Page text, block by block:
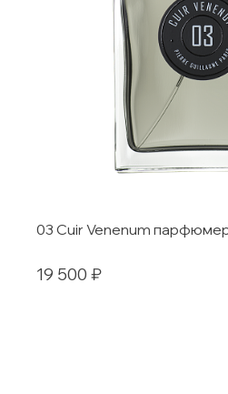
03 Cuir Venenum
19 500 ₽